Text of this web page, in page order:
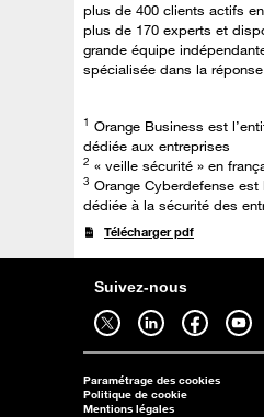
plus de 400 clients actifs
plus de 170 experts et
grande équipe
spécialisée dans la
1 Orange Business est
dédiée aux entreprises
2 « veille sécurité » en
3 Orange Cyberdefense est
dédiée à la sécurité des
Télécharger pdf
Suivez-nous
Suivez-nous sur twitter - ouverture dans un nouvel onglet Suivez-nous sur linkedin - ouverture dans un nouvel onglet Suivez-nous sur facebook - ouverture dans un nouvel onglet Suivez-nous sur youtube - ouverture dans un nouvel onglet
Paramétrage des cookies
Politique de cookie
Mentions légales